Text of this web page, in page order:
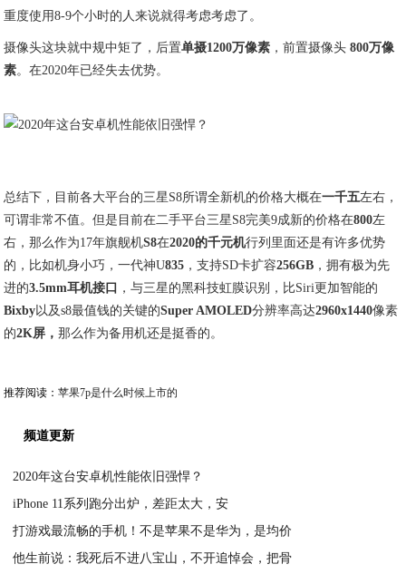
重度使用8-9个小时的人来说就得考虑考虑了。
摄像头这块就中规中矩了，后置单摄1200万像素 ，前置摄像头800万像
素。在2020年已经失去优势。
总结下，目前各大平台的三星S8所谓全新机的价格大概在一千五左右，
可谓非常不值。但是目前在二手平台三星S8完美9成新的价格在800左
右，那么作为17年旗舰机S8在2020的千元机行列里面还是有许多优势
的，比如机身小巧，一代神U835 ，支持SD卡扩容256GB ，拥有极为先
进的3.5mm耳机接口 ，与三星的黑科技虹膜识别，比Siri更加智能的
Bixby以及s8最值钱的关键的Super AMOLED分辨率高达2960x1440像素
的2K屏，那么作为备用机还是挺香的。
推荐阅读：苹果7p是什么时候上市的
频道更新
2020年这台安卓机性能依旧强悍？
iPhone 11系列跑分出炉，差距太大，安
打游戏最流畅的手机！不是苹果不是华为，是均价
他生前说：我死后不进八宝山，不开追悼会，把骨